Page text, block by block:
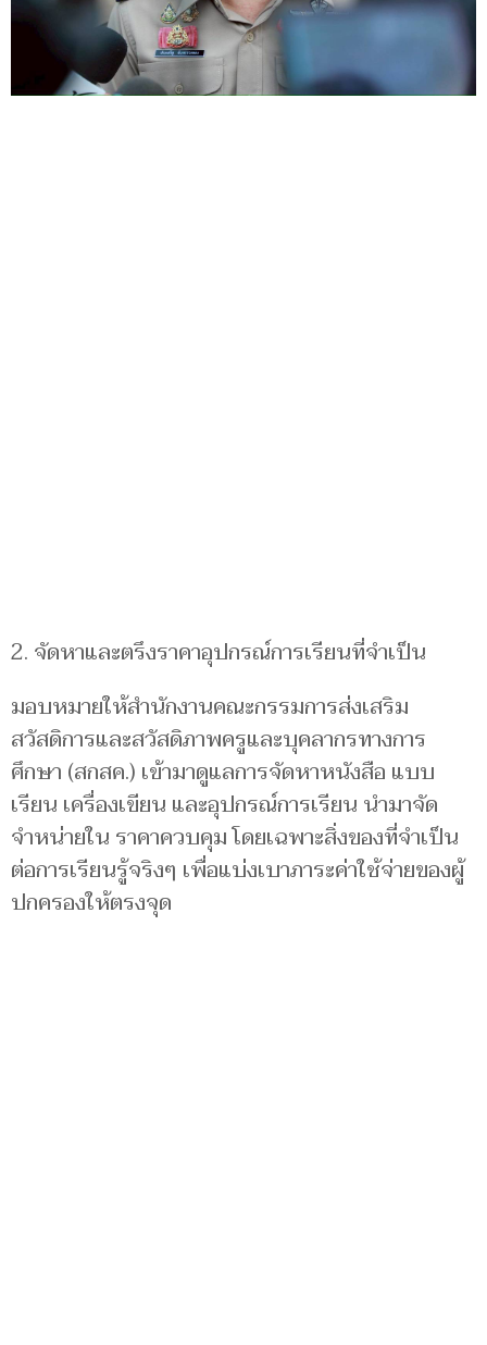
2. จัดหาและตรึงราคาอุปกรณ์การเรียนที่จำเป็น
มอบหมายให้สำนักงานคณะกรรมการส่งเสริม
สวัสดิการและสวัสดิภาพครูและบุคลากรทางการ
ศึกษา (สกสค.) เข้ามาดูแลการจัดหาหนังสือ แบบ
เรียน เครื่องเขียน และอุปกรณ์การเรียน นำมาจัด
จำหน่ายใน ราคาควบคุม โดยเฉพาะสิ่งของที่จำเป็น
ต่อการเรียนรู้จริงๆ เพื่อแบ่งเบาภาระค่าใช้จ่ายของผู้
ปกครองให้ตรงจุด